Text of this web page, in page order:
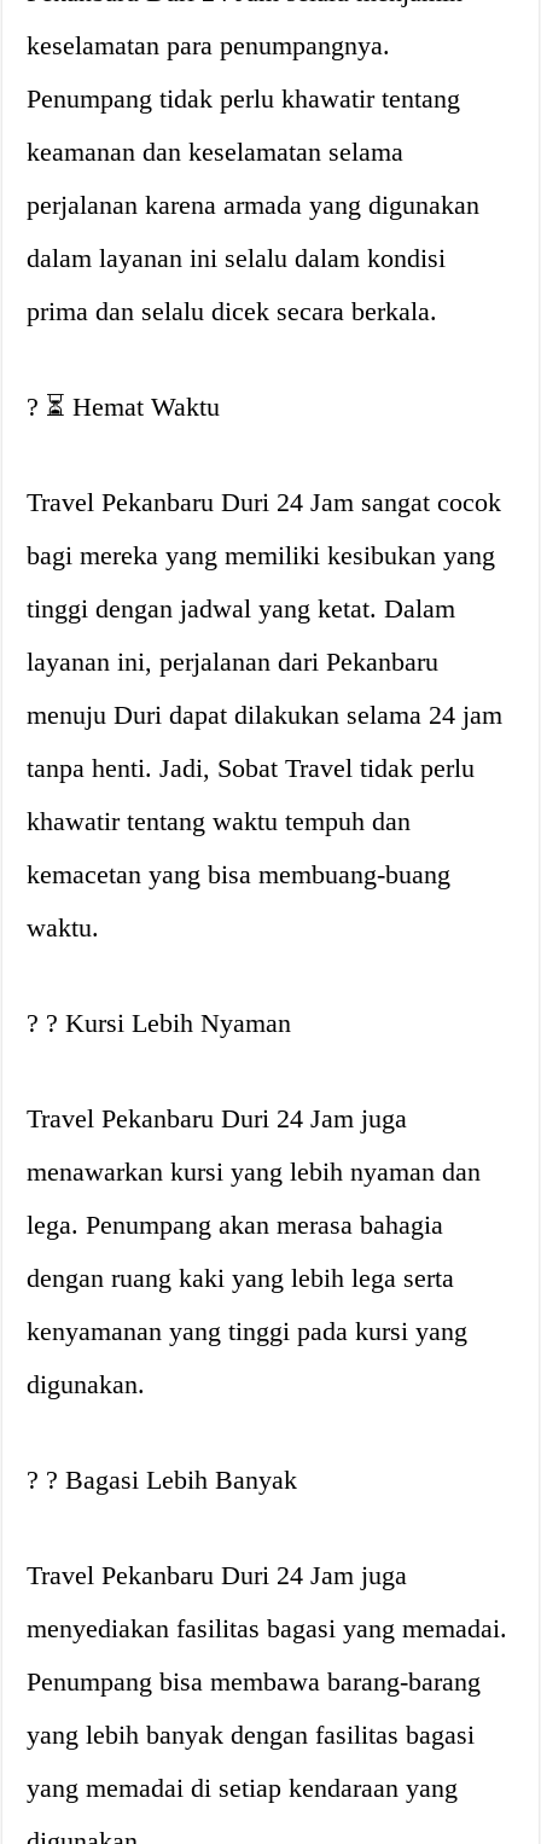
keselamatan para penumpangnya.
Penumpang tidak perlu khawatir tentang
keamanan dan keselamatan selama
perjalanan karena armada yang digunakan
dalam layanan ini selalu dalam kondisi
prima dan selalu dicek secara berkala.
? ⏳ Hemat Waktu
Travel Pekanbaru Duri 24 Jam sangat cocok
bagi mereka yang memiliki kesibukan yang
tinggi dengan jadwal yang ketat. Dalam
layanan ini, perjalanan dari Pekanbaru
menuju Duri dapat dilakukan selama 24 jam
tanpa henti. Jadi, Sobat Travel tidak perlu
khawatir tentang waktu tempuh dan
kemacetan yang bisa membuang-buang
waktu.
? ? Kursi Lebih Nyaman
Travel Pekanbaru Duri 24 Jam juga
menawarkan kursi yang lebih nyaman dan
lega. Penumpang akan merasa bahagia
dengan ruang kaki yang lebih lega serta
kenyamanan yang tinggi pada kursi yang
digunakan.
? ? Bagasi Lebih Banyak
Travel Pekanbaru Duri 24 Jam juga
menyediakan fasilitas bagasi yang memadai.
Penumpang bisa membawa barang-barang
yang lebih banyak dengan fasilitas bagasi
yang memadai di setiap kendaraan yang